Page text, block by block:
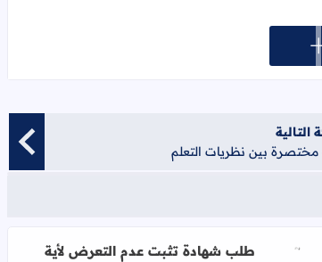
عرض المزيد من خيارات المشاركة
التالية
مختصرة بين نظريات التعلم
طلب شهادة تثبت عدم التعرض لأية